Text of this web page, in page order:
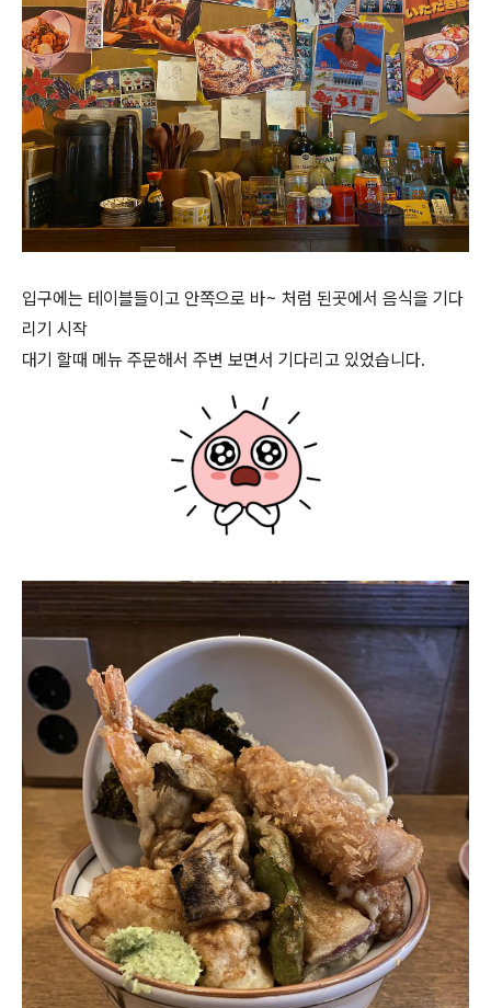
입구에는 테이블들이고 안쪽으로 바~ 처럼 된곳에서 음식을 기다
리기 시작
대기 할때 메뉴 주문해서 주변 보면서 기다리고 있었습니다.